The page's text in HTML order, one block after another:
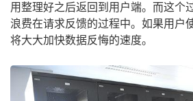
用整理好之后返回到用户端。而这个
浪费在请求反馈的过程中。如果用户
将大大加快数据反悔的速度。